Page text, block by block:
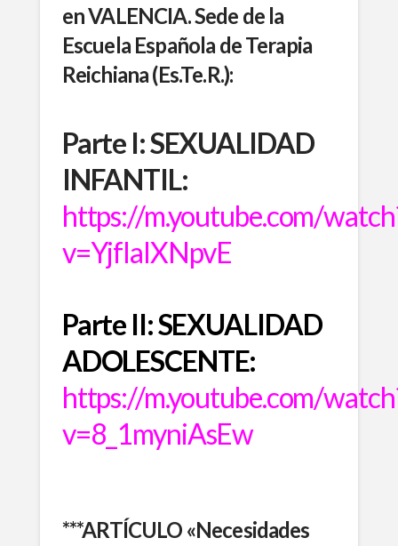
en VALENCIA. Sede de la
Escuela Española de Terapia
Reichiana (Es.Te.R.):
Parte I: SEXUALIDAD
INFANTIL:
https://m.youtube.com/
v=YjfIaIXNpvE
Parte II: SEXUALIDAD
ADOLESCENTE:
https://m.youtube.com/
v=8_1myniAsEw
***ARTÍCULO «Necesidades